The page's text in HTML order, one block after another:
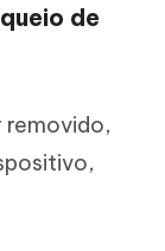
de
removido,